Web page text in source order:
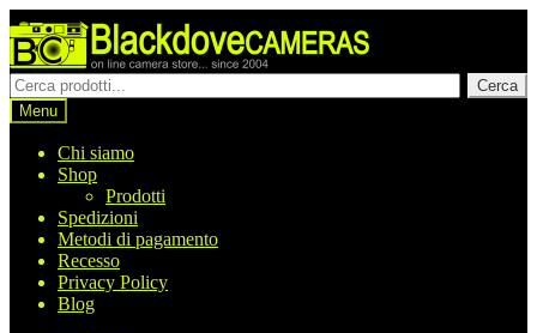
Vai
alla
navigazione
Vai
al
contenuto
Cerca
prodotti
Cerca
Menu
Chi siamo
Shop
Prodotti
Spedizioni
Metodi di pagamento
Recesso
Privacy Policy
Blog